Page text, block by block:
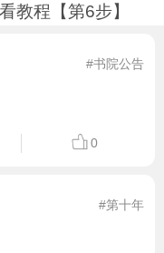
教程【第6步】
#书院公告
0
#第十年